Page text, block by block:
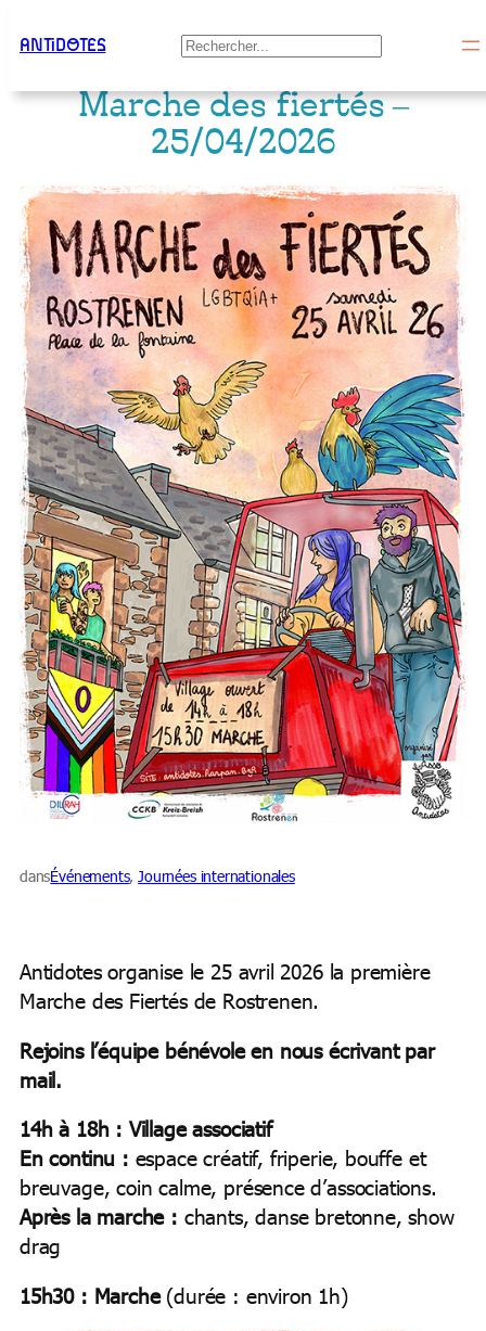
Aller
contenu
ANTiDOTES Rechercher
Marche des fiertés –
25/04/2026
dansÉvénements, Journées internationales
Antidotes organise le 25 avril 2026 la première
Marche des Fiertés de Rostrenen.
Rejoins l’équipe bénévole en nous écrivant par
mail.
14h à 18h : Village associatif
En continu : espace créatif, friperie, bouffe et
breuvage, coin calme, présence d’associations.
Après la marche : chants, danse bretonne, show
drag
15h30 : Marche(durée : environ 1h)